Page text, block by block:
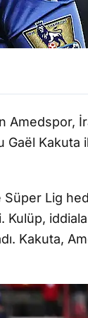
Gaël Kakuta
Süper Lig
Kulüp,
Kakuta,